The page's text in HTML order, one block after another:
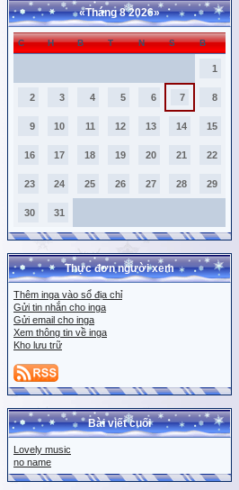
«Tháng 8 2026»
C H B T N S B
1
2 3 4 5 6 7 8
9 10 11 12 13 14 15
16 17 18 19 20 21 22
23 24 25 26 27 28 29
30 31
Thực đơn người xem
Thêm inga vào sổ địa chỉ
Gửi tin nhắn cho inga
Gửi email cho inga
Xem thông tin về inga
Kho lưu trữ
Bài viết cuối
Lovely music
no name